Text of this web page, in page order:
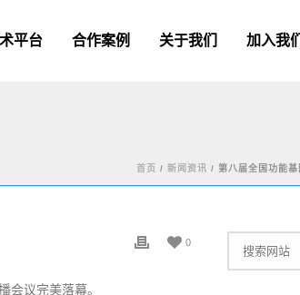
平台 合作案例 关于我们 加入我们
首页 / 新闻资讯 / 第八届全国功能基
0
会议完美落幕。